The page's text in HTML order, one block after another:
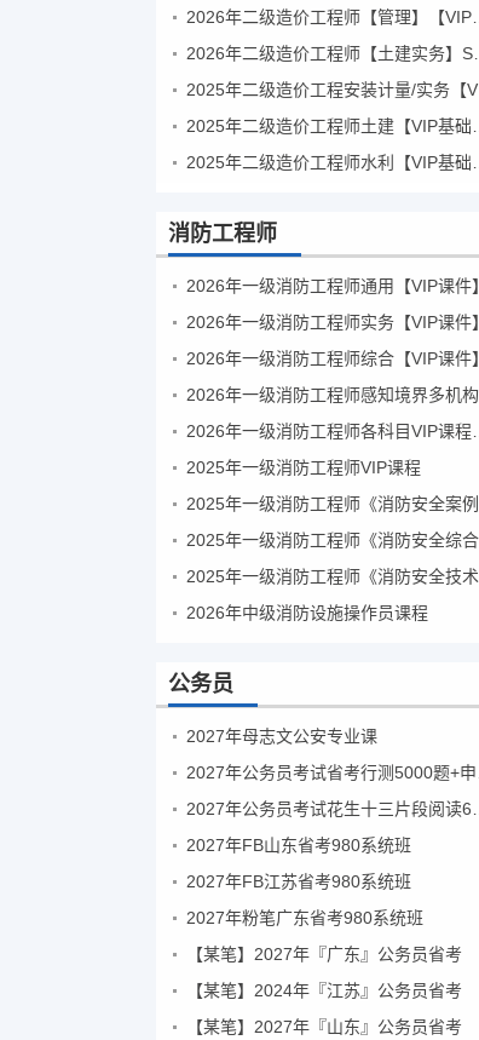
消防工程师
2026年一级消防工程师通用【VIP课件】
2026年一级消防工程师实务【VIP课件】
2026年一级消防工程师综合【VIP课件】
2025年一级消防工程师VIP课程
2026年中级消防设施操作员课程
公务员
2027年母志文公安专业课
2027年FB山东省考980系统班
2027年FB江苏省考980系统班
2027年粉笔广东省考980系统班
【某笔】2027年『广东』公务员省考
【某笔】2024年『江苏』公务员省考
【某笔】2027年『山东』公务员省考